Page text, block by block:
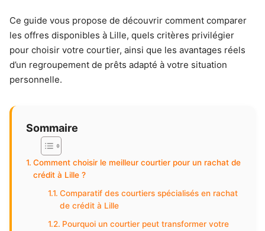
Ce guide vous propose de découvrir comment comparer
les offres disponibles à Lille, quels critères privilégier
pour choisir votre courtier, ainsi que les avantages réels
d’un regroupement de prêts adapté à votre situation
personnelle.
Sommaire
Comment choisir le meilleur courtier pour un rachat de
crédit à Lille ?
Comparatif des courtiers spécialisés en rachat
de crédit à Lille
Pourquoi un courtier peut transformer votre